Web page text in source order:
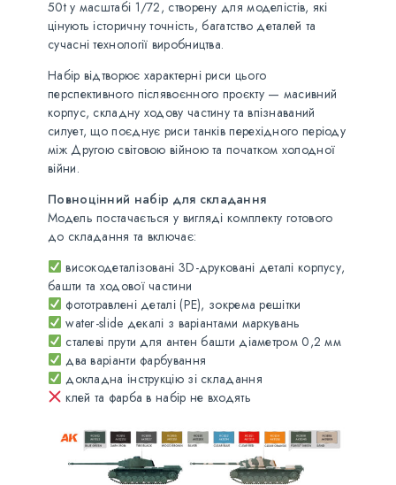
50t у масштабі 1/72, створену для моделістів, які
цінують історичну точність, багатство деталей та
сучасні технології виробництва.
Набір відтворює характерні риси цього
перспективного післявоєнного проєкту — масивний
корпус, складну ходову частину та впізнаваний
силует, що поєднує риси танків перехідного періоду
між Другою світовою війною та початком холодної
війни.
Повноцінний набір для складання
Модель постачається у вигляді комплекту готового
до складання та включає:
високодеталізовані 3D-друковані деталі корпусу,
башти та ходової частини
фототравлені деталі (PE), зокрема решітки
water-slide декалі з варіантами маркувань
сталеві прути для антен башти діаметром 0,2 мм
два варіанти фарбування
докладна інструкцію зі складання
клей та фарба в набір не входять